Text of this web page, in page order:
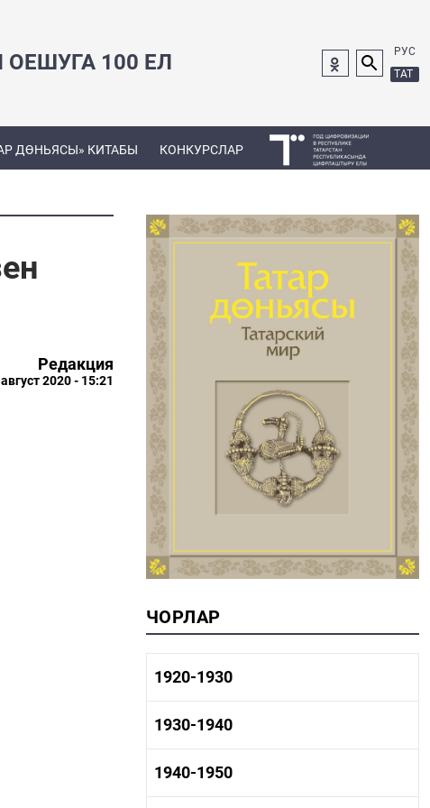
100 ЕЛ
РУС
ТАТ
ДӨНЬЯСЫ» КИТАБЫ КОНКУРСЛАР
Редакция
2020 - 15:21
ЧОРЛАР
1920-1930
1920-1930 тарих
1920-1930 мәдәният
1930-1940
1930-1940 тарих
1930-1940 мәдәният
1940-1950